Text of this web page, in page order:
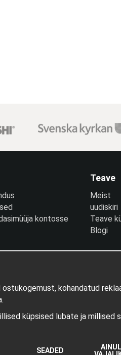
kontosse
Teave
Meist
uudiskiri
Teave
Blogi
Tootja:
kohandatud
küpsised lubate ja
SEADED